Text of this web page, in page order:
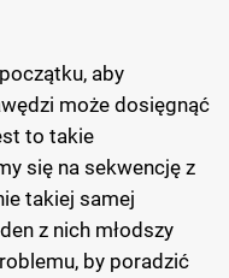
aby
może dosięgnąć
to takie
się na sekwencję z
takiej samej
z nich młodszy
by poradzić